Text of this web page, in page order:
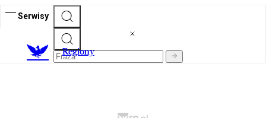
Serwisy
Regiony